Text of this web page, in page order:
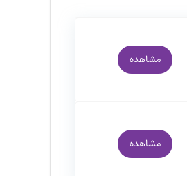
مشاهده
مشاهده